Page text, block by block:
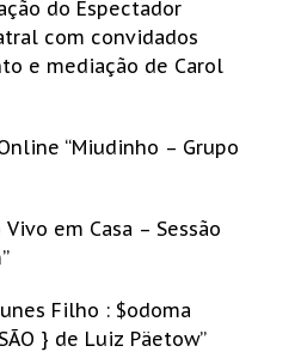
do Espectador
com convidados
e mediação de Carol
“Miudinho – Grupo
em Casa – Sessão
Filho : $odoma
} de Luiz Päetow”